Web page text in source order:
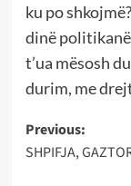
ku po
dinë
t’ua mësosh
durim, me
Post
Previous:
SHPIFJA,